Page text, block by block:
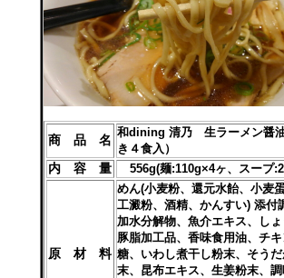
商 品 名
和dining 清乃 生ラーメン醤
き４食入）
内 容 量 556g(麺:110g×4ヶ、スープ
原 材 料
めん(小麦粉、還元水飴、小麦
工澱粉、酒精、かんすい) 添付
加水分解物、魚介エキス、しょ
豚脂加工品、香味食用油、チ
糖、いわし煮干し粉末、そう
末、昆布エキス、生姜粉末、